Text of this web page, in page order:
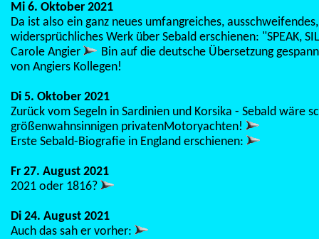
Mi 6. Oktober 2021
Da ist also ein ganz neues umfangreiches,
widersprüchliches Werk über Sebald erschienen: "SPEAK,
Carole Angier
Bin auf die deutsche Übersetzung
von Angiers Kollegen!
Di 5. Oktober 2021
Zurück vom Segeln in Sardinien und Korsika - Sebald wäre
größenwahnsinnigen privatenMotoryachten!
Erste Sebald-Biografie in England erschienen:
Fr 27. August 2021
2021 oder 1816?
Di 24. August 2021
Auch das sah er vorher: